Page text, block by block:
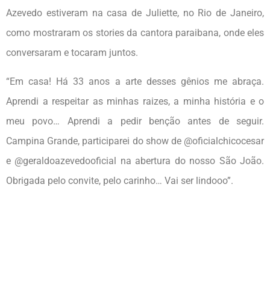
Azevedo estiveram na casa de Juliette, no Rio de Janeiro,
como mostraram os stories da cantora paraibana, onde eles
conversaram e tocaram juntos.
“Em casa! Há 33 anos a arte desses gênios me abraça.
Aprendi a respeitar as minhas raizes, a minha história e o
meu povo… Aprendi a pedir benção antes de seguir.
Campina Grande, participarei do show de @oficialchicocesar
e @geraldoazevedooficial na abertura do nosso São João.
Obrigada pelo convite, pelo carinho… Vai ser lindooo”.